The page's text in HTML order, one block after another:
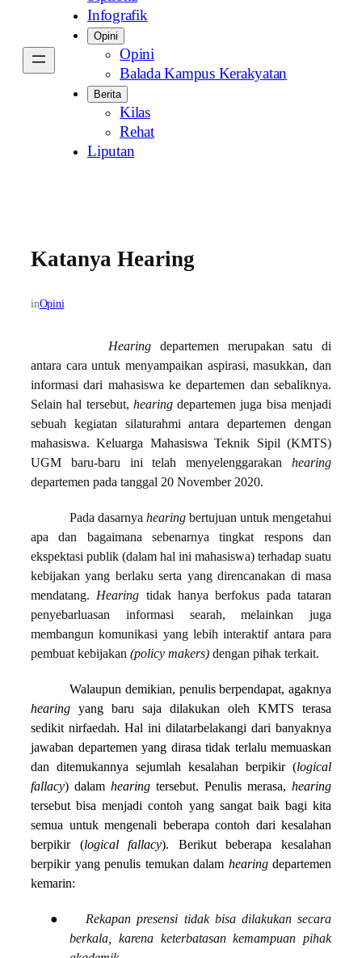
Infografik
Opini
Opini
Balada Kampus Kerakyatan
Berita
Kilas
Rehat
Liputan
Katanya Hearing
inOpini
Hearing departemen merupakan satu di
antara cara untuk menyampaikan aspirasi, masukkan, dan
informasi dari mahasiswa ke departemen dan sebaliknya.
Selain hal tersebut, hearingdepartemen juga bisa menjadi
sebuah kegiatan silaturahmi antara departemen dengan
mahasiswa. Keluarga Mahasiswa Teknik Sipil (KMTS)
UGM baru-baru ini telah menyelenggarakan hearing
departemen pada tanggal 20 November 2020.
Pada dasarnya hearing bertujuan untuk mengetahui
apa dan bagaimana sebenarnya tingkat respons dan
ekspektasi publik (dalam hal ini mahasiswa) terhadap suatu
kebijakan yang berlaku serta yang direncanakan di masa
mendatang. Hearing tidak hanya berfokus pada tataran
penyebarluasan informasi searah, melainkan juga
membangun komunikasi yang lebih interaktif antara para
pembuat kebijakan (policy makers) dengan pihak terkait.
Walaupun demikian, penulis berpendapat, agaknya
hearing yang baru saja dilakukan oleh KMTS terasa
sedikit nirfaedah. Hal ini dilatarbelakangi dari banyaknya
jawaban departemen yang dirasa tidak terlalu memuaskan
dan ditemukannya sejumlah kesalahan berpikir (logical
fallacy) dalam hearing tersebut. Penulis merasa, hearing
tersebut bisa menjadi contoh yang sangat baik bagi kita
semua untuk mengenali beberapa contoh dari kesalahan
berpikir (logical fallacy). Berikut beberapa kesalahan
berpikir yang penulis temukan dalam hearing departemen
kemarin:
●
Rekapan presensi tidak bisa dilakukan secara
berkala, karena keterbatasan kemampuan pihak